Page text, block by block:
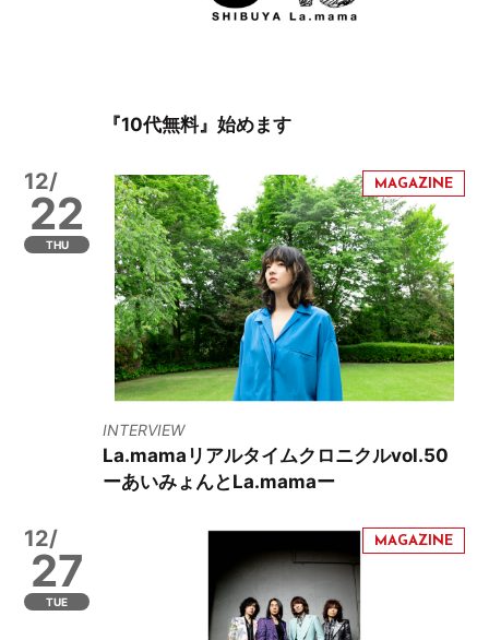
『10代無料』始めます
12/
22
THU
INTERVIEW
La.mamaリアルタイムクロニクルvol.50
ーあいみょんとLa.mamaー
12/
27
TUE